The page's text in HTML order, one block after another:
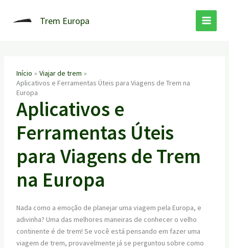
Trem Europa
Início
Viajar de trem
Aplicativos e Ferramentas Úteis para Viagens de Trem na
Europa
Aplicativos e
Ferramentas Úteis
para Viagens de Trem
na Europa
Nada como a emoção de planejar uma viagem pela Europa, e
adivinha? Uma das melhores maneiras de conhecer o velho
continente é de trem! Se você está pensando em fazer uma
viagem de trem, provavelmente já se perguntou sobre como